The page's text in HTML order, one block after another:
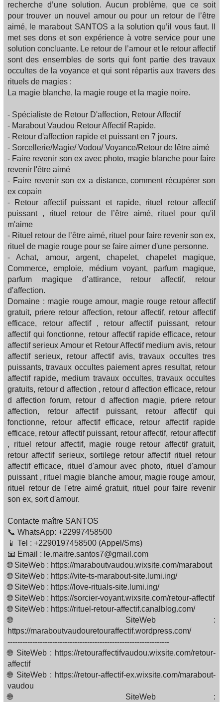
recherche d’une solution. Aucun problème, que ce soit
pour trouver un nouvel amour ou pour un retour de l’être
aimé, le marabout SANTOS a la solution qu’il vous faut. Il
met ses dons et son expérience à votre service pour une
solution concluante. Le retour de l’amour et le retour affectif
sont des ensembles de sorts qui font partie des travaux
occultes de la voyance et qui sont répartis aux travers des
rituels de magies :
La magie blanche, la magie rouge et la magie noire.
- Spécialiste de Retour D'affection, Retour Affectif
- Marabout Vaudou Retour Affectif Rapide.
- Retour d'affection rapide et puissant en 7 jours.
- Sorcellerie/Magie/ Vodou/ Voyance/Retour de lêtre aimé
- Faire revenir son ex avec photo, magie blanche pour faire
revenir l'être aimé
- Faire revenir son ex a distance, comment récupérer son
ex copain
- Retour affectif puissant et rapide, rituel retour affectif
puissant , rituel retour de l’être aimé, rituel pour qu'il
m'aime
- Rituel retour de l’être aimé, rituel pour faire revenir son ex,
rituel de magie rouge pour se faire aimer d'une personne.
- Achat, amour, argent, chapelet, chapelet magique,
Commerce, emploie, médium voyant, parfum magique,
parfum magique d’attirance, retour affectif, retour
d'affection.
Domaine : magie rouge amour, magie rouge retour affectif
gratuit, priere retour affection, retour affectif, retour affectif
efficace, retour affectif , retour affectif puissant, retour
affectif qui fonctionne, retour affectif rapide efficace, retour
affectif serieux Amour et Retour Affectif medium avis, retour
affectif serieux, retour affectif avis, travaux occultes tres
puissants, travaux occultes paiement apres resultat, retour
affectif rapide, medium travaux occultes, travaux occultes
gratuits, retour d affection , retour d affection efficace, retour
d affection forum, retour d affection magie, priere retour
affection, retour affectif puissant, retour affectif qui
fonctionne, retour affectif efficace, retour affectif rapide
efficace, retour affectif puissant, retour affectif, retour affectif
, rituel retour affectif, magie rouge retour affectif gratuit,
retour affectif serieux, sortilege retour affectif rituel retour
affectif efficace, rituel d'amour avec photo, rituel d'amour
puissant , rituel magie blanche amour, magie rouge amour,
rituel retour de l'etre aimé gratuit, rituel pour faire revenir
son ex, sort d'amour.
Contacte maître SANTOS
📞 WhatsApp: +22997458500
📱 Tel : +2290197458500 (Appel/Sms)
📧 Email : le.maitre.santos7@gmail.com
🌐 SiteWeb : https://maraboutvaudou.wixsite.com/marabout
🌐 SiteWeb : https://vite-ts-marabout-site.lumi.ing/
🌐 SiteWeb : https://love-rituals-site.lumi.ing/
🌐 SiteWeb : https://sorcier-voyant.wixsite.com/retour-affectif
🌐 SiteWeb : https://rituel-retour-affectif.canalblog.com/
🌐 SiteWeb :
https://maraboutvaudouretouraffectif.wordpress.com/
-----------------------------------------------------------------
🌐 SiteWeb : https://retouraffectifvaudou.wixsite.com/retour-
affectif
🌐 SiteWeb : https://retour-affectif-ex.wixsite.com/marabout-
vaudou
🌐 SiteWeb :